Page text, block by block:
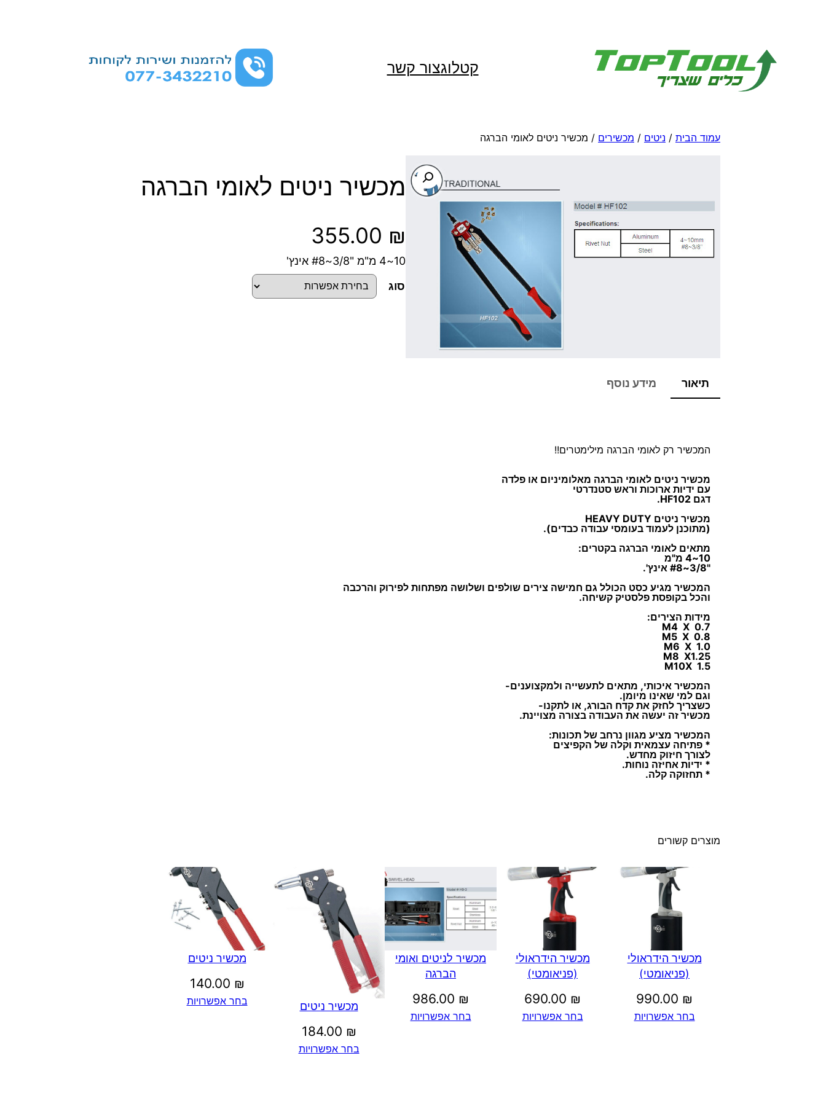
קטלוגצור קשר
עמוד הבית / ניטים / מכשירים / מכשיר ניטים לאומי הברגה
מכשיר ניטים לאומי הברגה
355.00 ₪
10~4 מ"מ "3/8~#8 אינץ'
סוג
י
תיאור מידע נוסף
המכשיר רק לאומי הברגה מילימטרים!!
מכשיר ניטים לאומי הברגה מאלומיניום או פלדה
עם ידיות ארוכות וראש סטנדרטי
דגם HF102.
מכשיר ניטים
(מתוכנן לעמוד בעומסי עבודה כבדים).
מתאים לאומי הברגה בקטרים:
10~4 מ"מ
"3/8~#8 אינץ'.
המכשיר מגיע כסט הכולל גם חמישה צירים שולפים ושלושה מפתחות לפירוק והרכבה
והכל בקופסת פלסטיק קשיחה.
מידות הצירים:
M4 X 0.7
M5 X 0.8
M6 X 1.0
M8 X1.25
M10X 1.5
המכשיר איכותי, מתאים לתעשייה ולמקצוענים-
וגם למי שאינו מיומן.
כשצריך לחזק את קדח הבורג, או לתקנו-
מכשיר זה יעשה את העבודה בצורה מצויינת.
המכשיר מציע מגוון נרחב של תכונות:
* פתיחה עצמאית וקלה של הקפיצים
לצורך חיזוק מחדש.
* ידיות אחיזה נוחות.
* תחזוקה קלה.
מוצרים קשורים
מכשיר הידראולי
(פניאומטי)
990.00 ₪
בחר אפשרויות
מכשיר הידראולי
(פניאומטי)
690.00 ₪
בחר אפשרויות
מכשיר לניטים ואומי
הברגה
986.00 ₪
בחר אפשרויות
מכשיר ניטים
184.00 ₪
בחר אפשרויות
מכשיר ניטים
140.00 ₪
בחר אפשרויות